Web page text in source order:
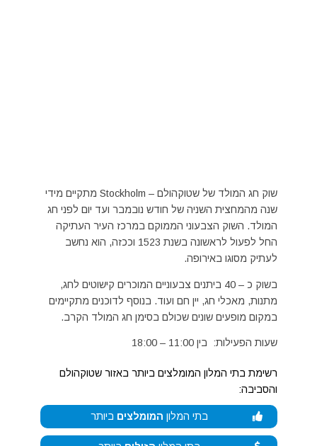
שוק חג המולד של שטוקהולם – Stockholm מתקיים מידי
שנה מהמחצית השניה של חודש נובמבר ועד יום לפני חג
המולד. השוק הצבעוני הממוקם במרכז העיר העתיקה
החל לפעול לראשונה בשנת 1523 וככזה, הוא נחשב
לעתיק מסוגו באירופה.
בשוק כ – 40 ביתנים צבעוניים המוכרים קישוטים לחג,
מתנות, מאכלי חג, יין חם ועוד. בנוסף לדוכנים מתקיימים
במקום מופעים שונים שכולם בסימן חג המולד הקרב.
שעות הפעילות: בין 11:00 – 18:00
רשימת בתי המלון המומלצים ביותר באזור שטוקהולם
והסביבה:
בתי המלון המומלצים ביותר